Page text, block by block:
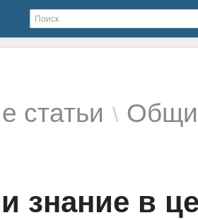
статьи \
знание в